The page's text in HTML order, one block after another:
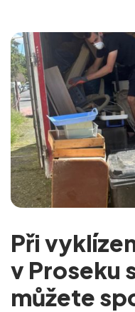
Při
v Proseku
můžete